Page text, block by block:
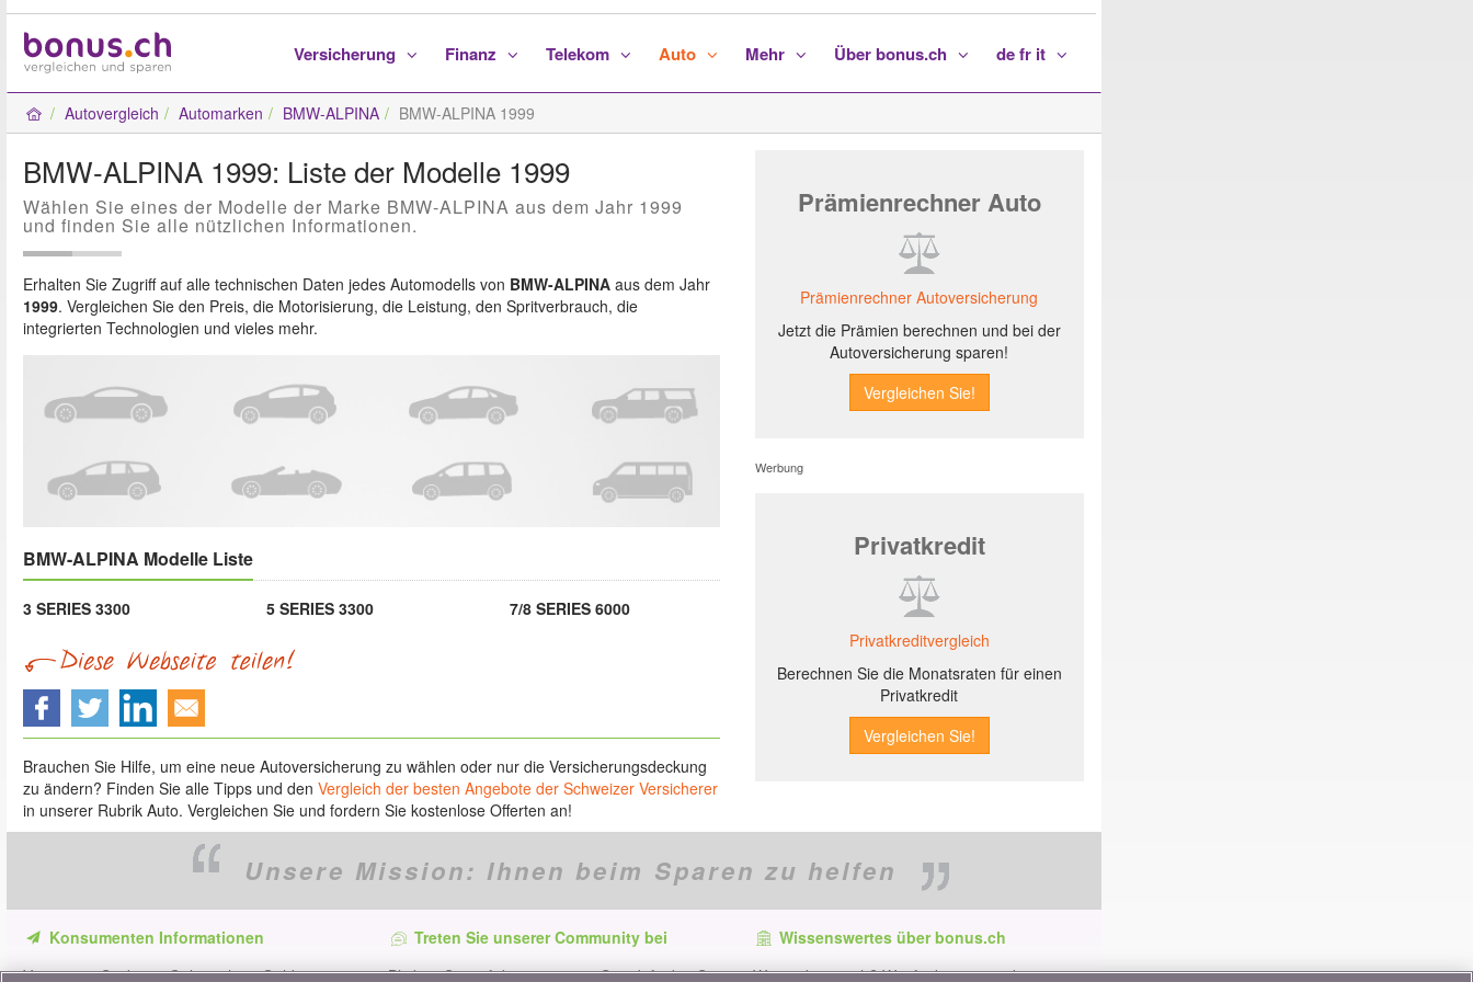
Versicherung Finanz Telekom Auto Mehr Über bonus.ch de fr it
Autovergleich Automarken BMW-ALPINA BMW-ALPINA 1999
BMW-ALPINA 1999: Liste der Modelle 1999
Wählen Sie eines der Modelle der Marke BMW-ALPINA aus dem Jahr 1999
und finden Sie alle nützlichen Informationen.
Erhalten Sie Zugriff auf alle technischen Daten jedes Automodells von BMW-ALPINA aus dem Jahr
1999. Vergleichen Sie den Preis, die Motorisierung, die Leistung, den Spritverbrauch, die
integrierten Technologien und vieles mehr.
BMW-ALPINA Modelle Liste
3 SERIES 3300 5 SERIES 3300 7/8 SERIES 6000
Brauchen Sie Hilfe, um eine neue Autoversicherung zu wählen oder nur die Versicherungsdeckung
zu ändern? Finden Sie alle Tipps und den Vergleich der besten Angebote der Schweizer Versicherer
in unserer Rubrik Auto. Vergleichen Sie und fordern Sie kostenlose Offerten an!
Prämienrechner Auto
Prämienrechner Autoversicherung
Jetzt die Prämien berechnen und bei der
Autoversicherung sparen!
Werbung
Privatkredit
Privatkreditvergleich
Berechnen Sie die Monatsraten für einen
Privatkredit
Unsere Mission: Ihnen beim Sparen zu helfen
Konsumenten Informationen
Verpassen Sie keine Gelegenheit, Geld zu
Treten Sie unserer Community bei
Bleiben Sie auf dem neuesten Stand, finden Sie
Wissenswertes über bonus.ch
Wer ist bonus.ch? Wie funktionieren die